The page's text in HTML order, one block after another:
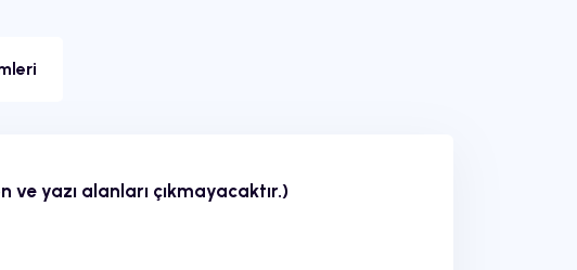
ve yazı alanları çıkmayacaktır.)